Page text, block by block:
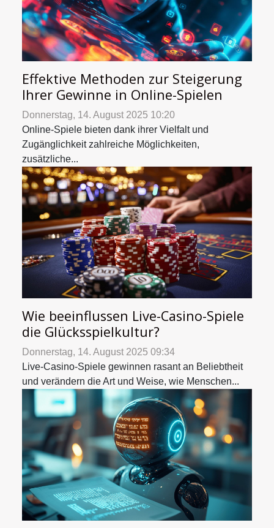
Effektive Methoden zur Steigerung
Ihrer Gewinne in Online-Spielen
Donnerstag, 14. August 2025 10:20
Online-Spiele bieten dank ihrer Vielfalt und
Zugänglichkeit zahlreiche Möglichkeiten,
zusätzliche...
Wie beeinflussen Live-Casino-Spiele
die Glücksspielkultur?
Donnerstag, 14. August 2025 09:34
Live-Casino-Spiele gewinnen rasant an Beliebtheit
und verändern die Art und Weise, wie Menschen...